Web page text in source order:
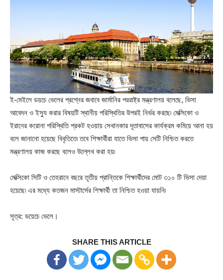
ই-মেইলে ডয়চে ভেলের প্রশ্নের জবাবে জার্মানির পররাষ্ট্র মন্ত্রণালয় বলেছে, ভিসা
আবেদন ও ইস্যু করার বিষয়টি স্থানীয় পরিস্থিতির উপরই নির্ভর করছে৷ মেক্সিকো ও
ইরানের করোনা পরিস্থিতি প্রকট হওয়ায় সেখানকার দূতাবাসের কার্যক্রম কমিয়ে আনা হয়
বলে জানানো হয়েছে বিবৃতিতে৷ তবে শিক্ষার্থীরা যাতে ভিসা পায় সেটি নিশ্চিত করতে
মন্ত্রণালয় কাজ করছে বলেও উল্লেখ করা হয়৷
মেক্সিকো সিটি ও তেহরানে বছরে তৃতীয় প্রান্তিকে শিক্ষার্থীদের মোট ৩১০ টি ভিসা দেয়া
হয়েছে৷ এর মধ্যে কতজন মাস্টার্সের শিক্ষার্থী তা নিশ্চিত হওয়া যায়নি৷
সূত্র: ডয়েচে ভেলে।
SHARE THIS ARTICLE